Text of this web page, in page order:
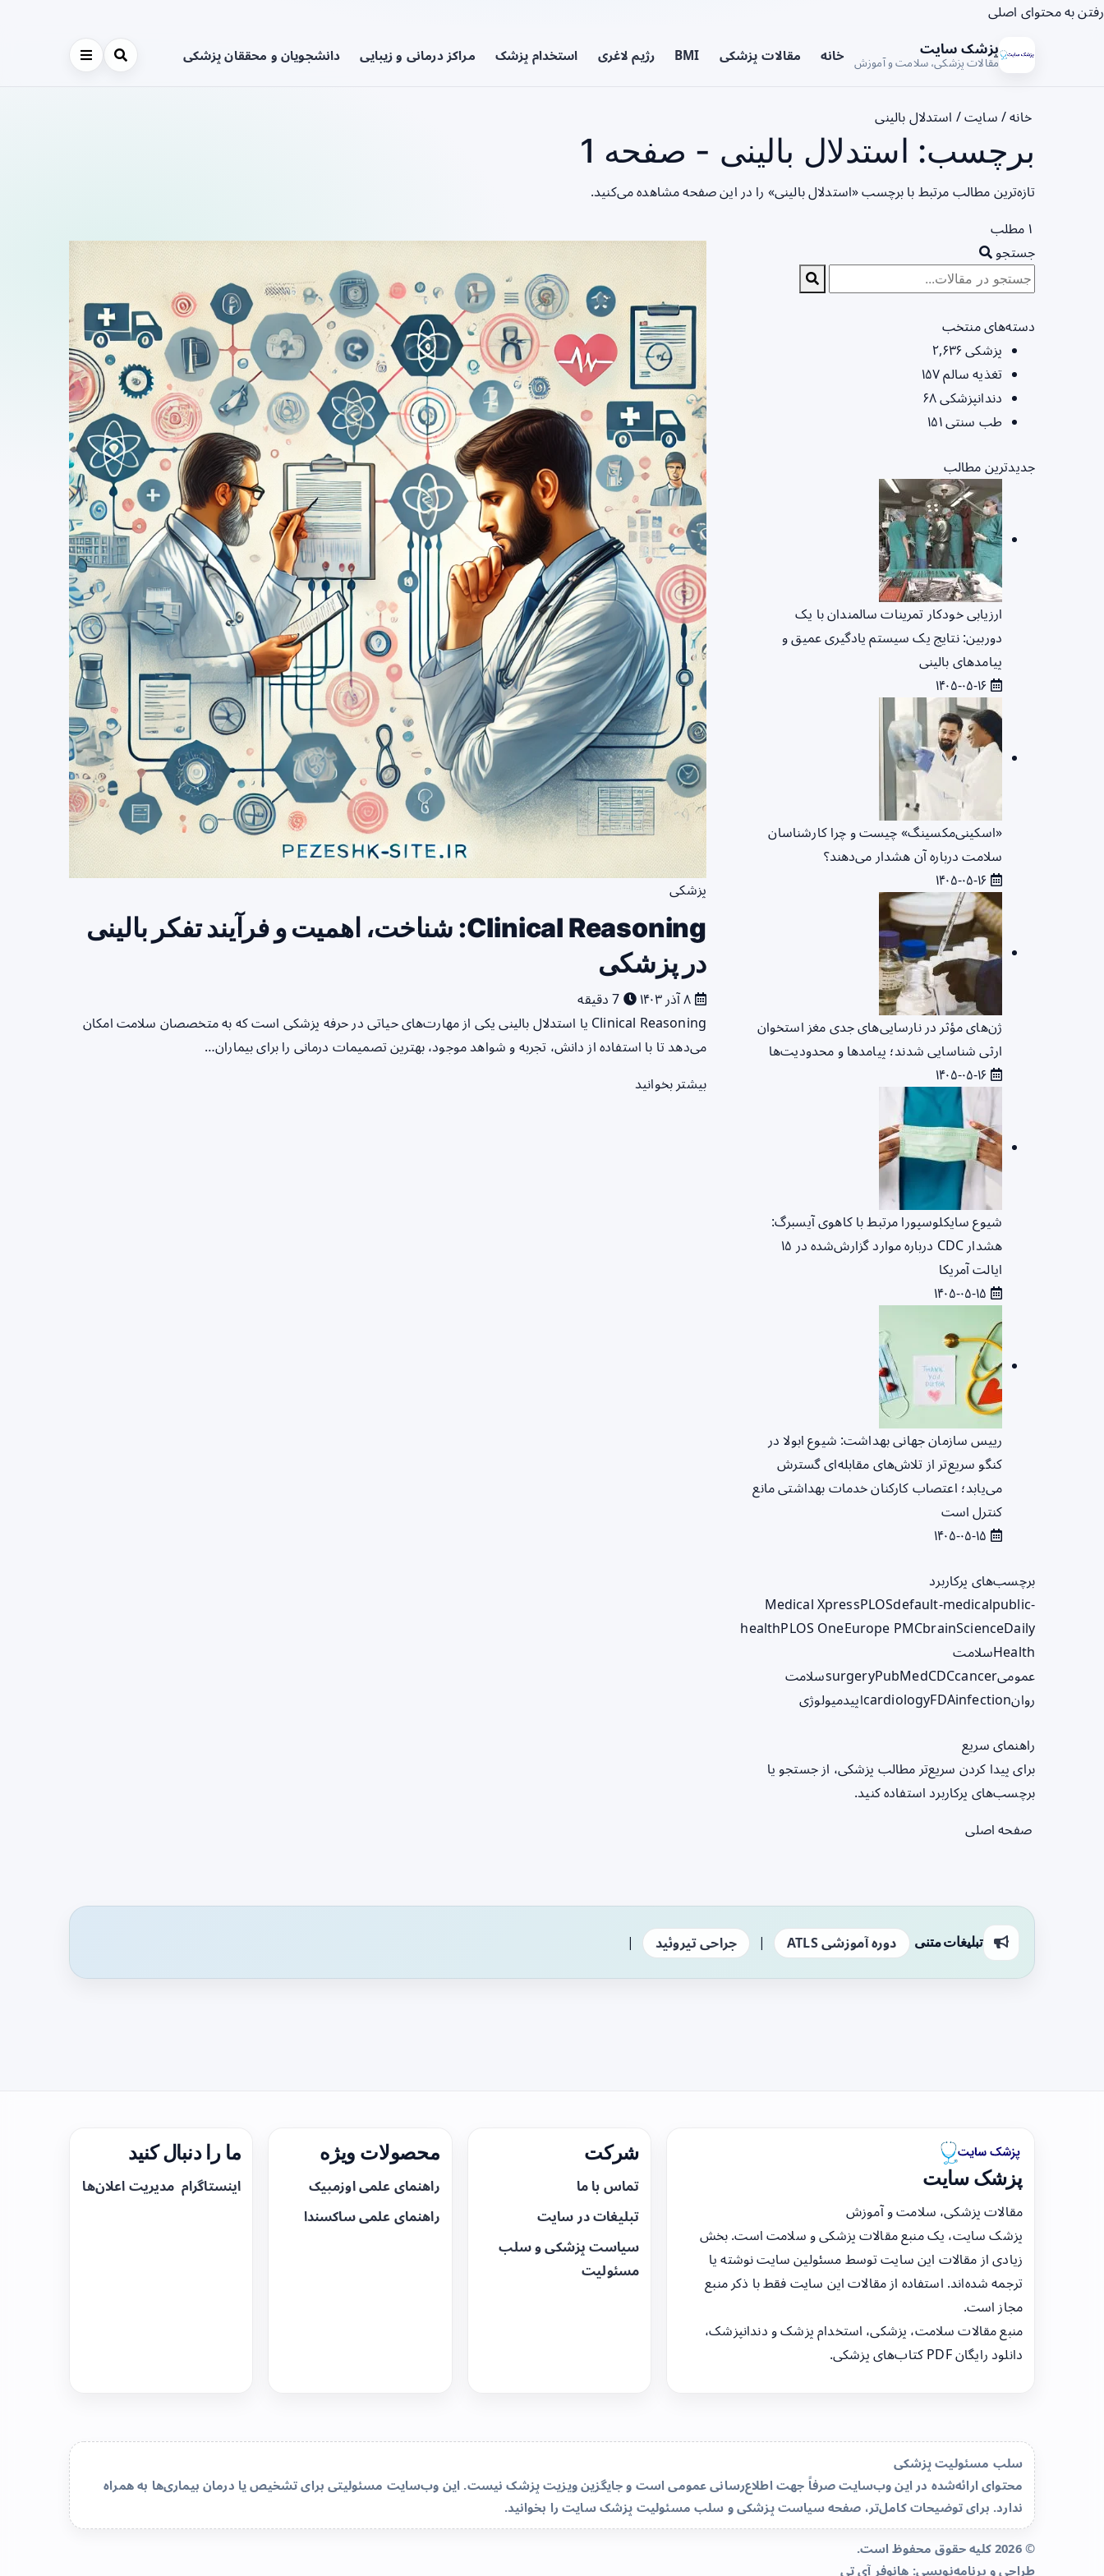
رفتن به محتوای اصلی
پزشک سایت
مقالات پزشکی، سلامت و آموزش خانه مقالات پزشکی BMI رژیم لاغری استخدام پزشک مراکز درمانی و زیبایی دانشجویان و محققان پزشکی
خانه/ سایت/ استدلال بالینی
برچسب: استدلال بالینی - صفحه 1
تازه‌ترین مطالب مرتبط با برچسب «استدلال بالینی» را در این صفحه مشاهده می‌کنید.
۱ مطلب
پزشکی
Clinical Reasoning: شناخت، اهمیت و فرآیند تفکر بالینی
در پزشکی
Clinical Reasoning یا استدلال بالینی یکی از مهارت‌های حیاتی در حرفه پزشکی است که به متخصصان سلامت امکان
می‌دهد تا با استفاده از دانش، تجربه و شواهد موجود، بهترین تصمیمات درمانی را برای بیماران…
بیشتر بخوانید
جستجو
دسته‌های منتخب
پزشکی۲,۶۳۶
تغذیه سالم۱۵۷
دندانپزشکی۶۸
طب سنتی۱۵۱
جدیدترین مطالب
ارزیابی خودکار تمرینات سالمندان با یک
دوربین: نتایج یک سیستم یادگیری عمیق و
پیامدهای بالینی
«اسکینی‌مکسینگ» چیست و چرا کارشناسان
سلامت درباره آن هشدار می‌دهند؟
ژن‌های مؤثر در نارسایی‌های جدی مغز استخوان
ارثی شناسایی شدند؛ پیامدها و محدودیت‌ها
شیوع سایکلوسپورا مرتبط با کاهوی آیسبرگ:
هشدار CDC درباره موارد گزارش‌شده در ۱۵
ایالت آمریکا
رییس سازمان جهانی بهداشت: شیوع ابولا در
کنگو سریع‌تر از تلاش‌های مقابله‌ای گسترش
می‌یابد؛ اعتصاب کارکنان خدمات بهداشتی مانع
کنترل است
برچسب‌های پرکاربرد
Medical XpressPLOSdefault-medicalpublic-
healthPLOS OneEurope PMCbrainScienceDaily
Healthسلامت
عمومی
surgeryPubMedCDCcancer
سلامت
روان
cardiologyFDAinfection اپیدمیولوژی
راهنمای سریع
برای پیدا کردن سریع‌تر مطالب پزشکی، از جستجو یا
برچسب‌های پرکاربرد استفاده کنید.
صفحه اصلی
تبلیغات متنی دوره آموزشی ATLS | جراحی تیروئید |
پزشک سایت
مقالات پزشکی، سلامت و آموزش
پزشک سایت، یک منبع مقالات پزشکی و سلامت است. بخش
زیادی از مقالات این سایت توسط مسئولین سایت نوشته یا
ترجمه شده‌اند. استفاده از مقالات این سایت فقط با ذکر منبع
مجاز است.
منبع مقالات سلامت، پزشکی، استخدام پزشک و دندانپزشک،
دانلود رایگان PDF کتاب‌های پزشکی.
شرکت
تماس با ما
تبلیغات در سایت
سیاست پزشکی و سلب
مسئولیت
محصولات ویژه
راهنمای علمی اوزمپیک
راهنمای علمی ساکسندا
ما را دنبال کنید
اینستاگرام مدیریت اعلان‌ها
سلب مسئولیت پزشکی
محتوای ارائه‌شده در این وب‌سایت صرفاً جهت اطلاع‌رسانی عمومی است و جایگزین ویزیت پزشک نیست. این وب‌سایت مسئولیتی برای تشخیص یا درمان بیماری‌ها به همراه
ندارد. برای توضیحات کامل‌تر، صفحهسیاست پزشکی و سلب مسئولیت پزشک سایترا بخوانید.
© 2026 کلیه حقوق محفوظ است.
طراحی و برنامه‌نویسی: هانوفر آی تی